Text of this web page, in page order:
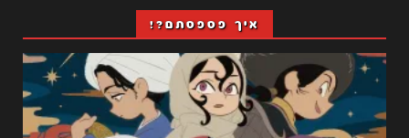
איך פספסתם?!